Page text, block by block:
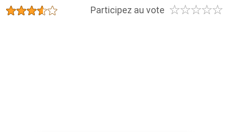
Participez au vote ☆☆☆☆☆
★★★★★